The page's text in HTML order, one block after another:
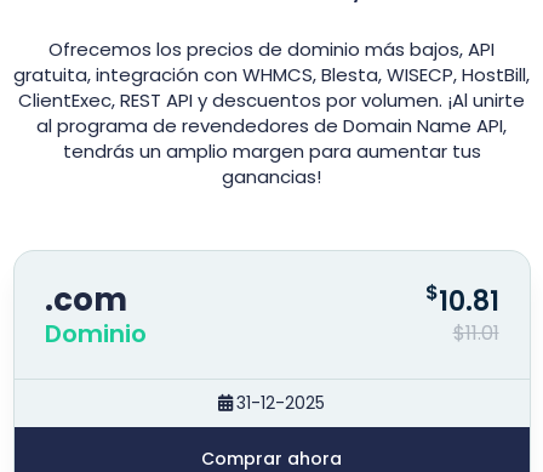
Ofrecemos los precios de dominio más bajos, API
gratuita, integración con WHMCS, Blesta, WISECP, HostBill,
ClientExec, REST API y descuentos por volumen. ¡Al unirte
al programa de revendedores de Domain Name API,
tendrás un amplio margen para aumentar tus
ganancias!
.com
Dominio
$10.81
$11.01
31-12-2025
Comprar ahora